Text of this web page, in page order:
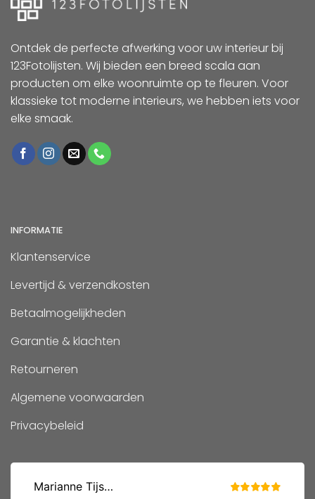
Ontdek de perfecte afwerking voor uw interieur bij
123Fotolijsten. Wij bieden een breed scala aan
producten om elke woonruimte op te fleuren. Voor
klassieke tot moderne interieurs, we hebben iets voor
elke smaak.
INFORMATIE
Klantenservice
Levertijd & verzendkosten
Betaalmogelijkheden
Garantie & klachten
Retourneren
Algemene voorwaarden
Privacybeleid